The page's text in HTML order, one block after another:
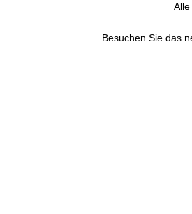
Besuchen Sie das